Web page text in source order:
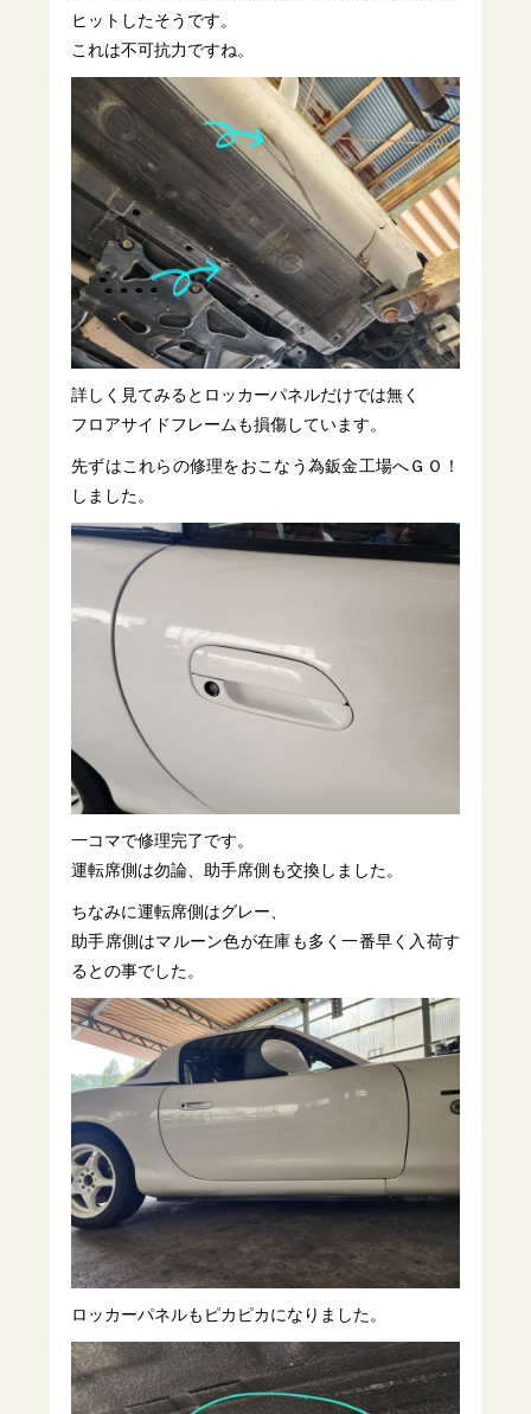
ヒットしたそうです。
これは不可抗力ですね。
詳しく見てみるとロッカーパネルだけでは無く
フロアサイドフレームも損傷しています。
先ずはこれらの修理をおこなう為鈑金工場へＧＯ！
しました。
一コマで修理完了です。
運転席側は勿論、助手席側も交換しました。
ちなみに運転席側はグレー、
助手席側はマルーン色が在庫も多く一番早く入荷す
るとの事でした。
ロッカーパネルもピカピカになりました。